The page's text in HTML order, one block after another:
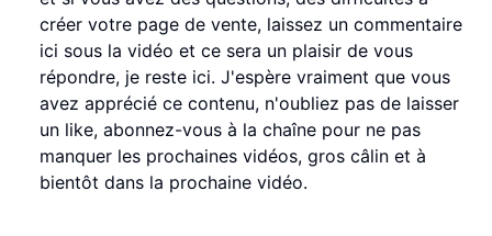
créer votre page de vente, laissez un commentaire
ici sous la vidéo et ce sera un plaisir de vous
répondre, je reste ici. J'espère vraiment que vous
avez apprécié ce contenu, n'oubliez pas de laisser
un like, abonnez-vous à la chaîne pour ne pas
manquer les prochaines vidéos, gros câlin et à
bientôt dans la prochaine vidéo.